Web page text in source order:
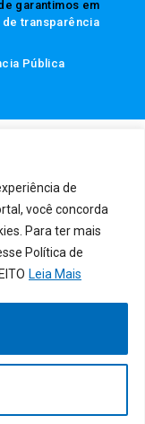
de
você concorda
Para ter mais
Política de
Leia Mais
garantimos em
de transparência
Pública